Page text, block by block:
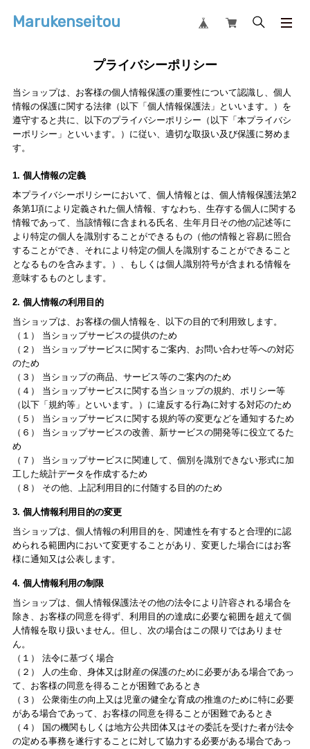
Marukenseitou
プライバシーポリシー
当ショップは、お客様の個人情報保護の重要性について認識し、個人
情報の保護に関する法律（以下「個人情報保護法」といいます。）を
遵守すると共に、以下のプライバシーポリシー（以下「本プライバシ
ーポリシー」といいます。）に従い、適切な取扱い及び保護に努めま
す。
1. 個人情報の定義
本プライバシーポリシーにおいて、個人情報とは、個人情報保護法第2
条第1項により定義された個人情報、すなわち、生存する個人に関する
情報であって、当該情報に含まれる氏名、生年月日その他の記述等に
より特定の個人を識別することができるもの（他の情報と容易に照合
することができ、それにより特定の個人を識別することができること
となるものを含みます。）、もしくは個人識別符号が含まれる情報を
意味するものとします。
2. 個人情報の利用目的
当ショップは、お客様の個人情報を、以下の目的で利用致します。
（１） 当ショップサービスの提供のため
（２） 当ショップサービスに関するご案内、お問い合わせ等への対応
のため
（３） 当ショップの商品、サービス等のご案内のため
（４） 当ショップサービスに関する当ショップの規約、ポリシー等
（以下「規約等」といいます。）に違反する行為に対する対応のため
（５） 当ショップサービスに関する規約等の変更などを通知するため
（６） 当ショップサービスの改善、新サービスの開発等に役立てるた
め
（７） 当ショップサービスに関連して、個別を識別できない形式に加
工した統計データを作成するため
（８） その他、上記利用目的に付随する目的のため
3. 個人情報利用目的の変更
当ショップは、個人情報の利用目的を、関連性を有すると合理的に認
められる範囲内において変更することがあり、変更した場合にはお客
様に通知又は公表します。
4. 個人情報利用の制限
当ショップは、個人情報保護法その他の法令により許容される場合を
除き、お客様の同意を得ず、利用目的の達成に必要な範囲を超えて個
人情報を取り扱いません。但し、次の場合はこの限りではありませ
ん。
（１） 法令に基づく場合
（２） 人の生命、身体又は財産の保護のために必要がある場合であっ
て、お客様の同意を得ることが困難であるとき
（３） 公衆衛生の向上又は児童の健全な育成の推進のために特に必要
がある場合であって、お客様の同意を得ることが困難であるとき
（４） 国の機関もしくは地方公共団体又はその委託を受けた者が法令
の定める事務を遂行することに対して協力する必要がある場合であっ